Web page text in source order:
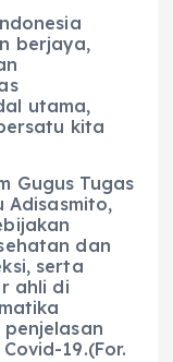
berjaya,
utama,
kita
Gugus Tugas
dan
serta
ahli di
19.(For.